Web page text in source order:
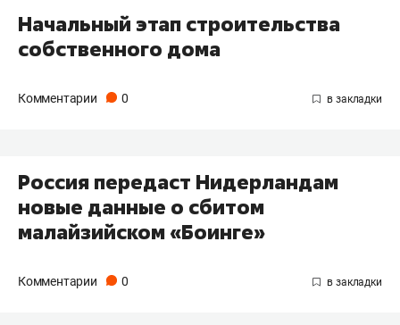
Начальный этап строительства
собственного дома
Комментарии 0
Россия передаст Нидерландам
новые данные о сбитом
малайзийском «Боинге»
Комментарии 0